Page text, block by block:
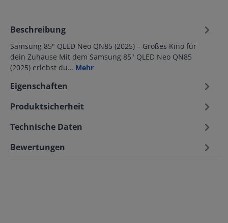
Beschreibung
Samsung 85" QLED Neo QN85 (2025) – Großes Kino für
dein Zuhause Mit dem Samsung 85" QLED Neo QN85
(2025) erlebst du… Mehr
Eigenschaften
Produktsicherheit
Technische Daten
Bewertungen